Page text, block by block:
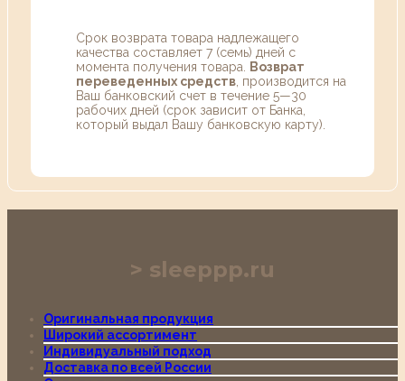
Срок возврата товара надлежащего
качества составляет 7 (семь) дней с
момента получения товара.
Возврат
переведенных средств , производится на
Ваш банковский счет в течение 5—30
рабочих дней (срок зависит от Банка,
который выдал Вашу банковскую карту).
sleeppp.ru
Оригинальная продукция
Широкий ассортимент
Индивидуальный подход
Доставка по всей России